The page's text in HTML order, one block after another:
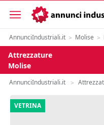
AnnunciIndustriali.it > Molise >
Attrezzature
Molise
AnnunciIndustriali.it >
VETRINA